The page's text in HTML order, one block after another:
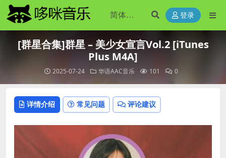
登录
[群星合集]群星 – 美少女宣言Vol.2 [iTunes
Plus M4A]
2025-07-24 华语AAC音乐 101 0
详情介绍 常见问题 评论建议